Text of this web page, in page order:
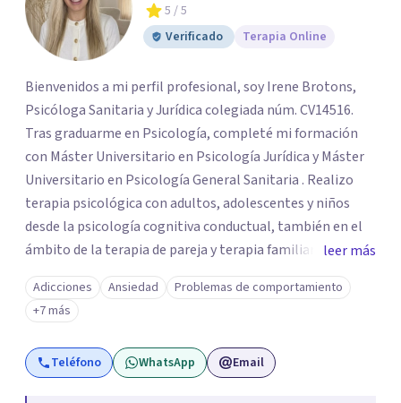
5 / 5
Verificado
Terapia Online
Bienvenidos a mi perfil profesional, soy Irene Brotons,
Psicóloga Sanitaria y Jurídica colegiada núm. CV14516.
Tras graduarme en Psicología, completé mi formación
con Máster Universitario en Psicología Jurídica y Máster
Universitario en Psicología General Sanitaria . Realizo
terapia psicológica con adultos, adolescentes y niños
desde la psicología cognitiva conductual, también en el
ámbito de la terapia de pareja y terapia familiar. Como
psicóloga jurídico forense, realizo informes periciales
psicológicos en el ámbito de familia, civil, penal y laboral.
Soy miembro del Listado Oficial de Psicólogos Forenses
del Colegio Oficial de Psicólogos de la Comunidad
Valencia (LOPF). Y realizo mi trabajo en CONECTA Centro
leer más
Adicciones Ansiedad
Problemas de comportamiento
+7 más
Teléfono WhatsApp Email